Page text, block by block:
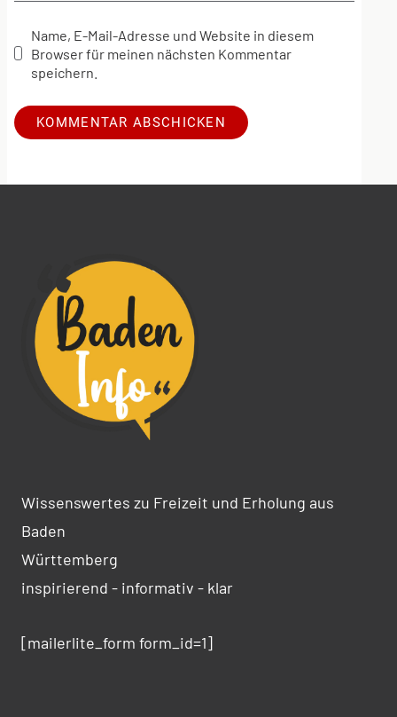
Name, E-Mail-Adresse und Website in diesem
Browser für meinen nächsten Kommentar
speichern.
Wissenswertes zu Freizeit und Erholung aus
Baden
Württemberg
inspirierend - informativ - klar
[mailerlite_form form_id=1]